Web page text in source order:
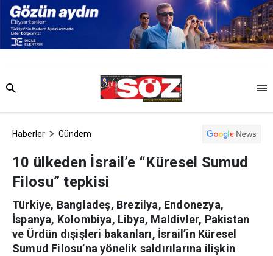
Haberler Gündem
10 ülkeden İsrail’e “Küresel Sumud
Filosu” tepkisi
Türkiye, Bangladeş, Brezilya, Endonezya,
İspanya, Kolombiya, Libya, Maldivler, Pakistan
ve Ürdün dışişleri bakanları, İsrail’in Küresel
Sumud Filosu’na yönelik saldırılarına ilişkin